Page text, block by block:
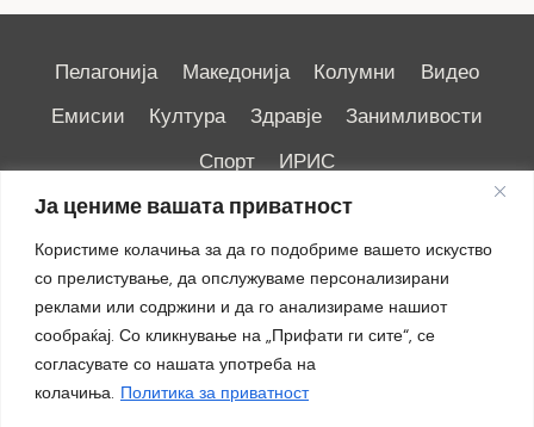
Ја цениме вашата приватност
Користиме колачиња за да го подобриме вашето искуство
со прелистување, да опслужуваме персонализирани
реклами или содржини и да го анализираме нашиот
сообраќај. Со кликнување на „Прифати ги сите“, се
согласувате со нашата употреба на
колачиња. Политика за приватност
Пелагонија Македонија Колумни
Видео
Емисии
Култура Здравје
Занимливости
Спорт
ИРИС
Импресум|Маркетинг